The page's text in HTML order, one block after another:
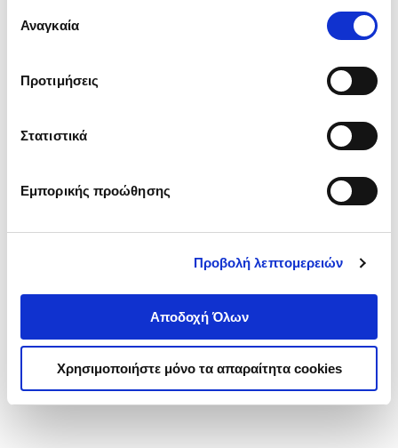
ενδιαφέρουν και να επιλέξετε από τα παρακάτω με την
΄΄και να ενημερωθείτε σχετικά με
συγκατάθεσης
Αναγκαία
Προτιμήσεις
Στατιστικά
Εμπορικής προώθησης
Προβολή λεπτομερειών
Αποδοχή Όλων
Χρησιμοποιήστε μόνο τα απαραίτητα cookies